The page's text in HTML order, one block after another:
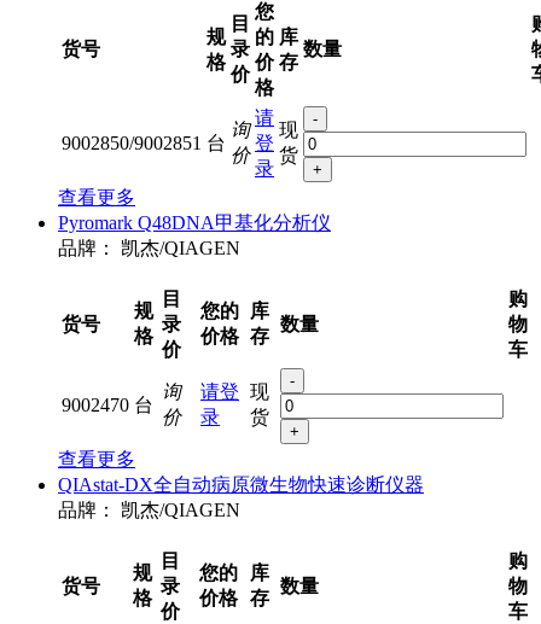
货号
规
格
目
录
价
您
的
价
格
库
存
数量
9002850/9002851 台
询
价
请
登
录
现
货
-
+
查看更多
Pyromark Q48DNA甲基化分析仪
品牌：
凯杰/QIAGEN
货号
规
格
目
录
价
您的
价格
库
存
数量
购
物
车
9002470 台
询
价
请登
录
现
货
-
+
查看更多
QIAstat-DX全自动病原微生物快速诊断仪器
品牌：
凯杰/QIAGEN
货号
规
格
目
录
价
您的
价格
库
存
数量
购
物
车